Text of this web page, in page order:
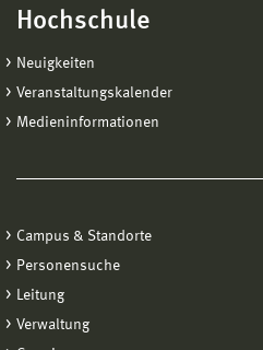
Hochschule
Neuigkeiten
Veranstaltungskalender
Medieninformationen
Campus & Standorte
Personensuche
Leitung
Verwaltung